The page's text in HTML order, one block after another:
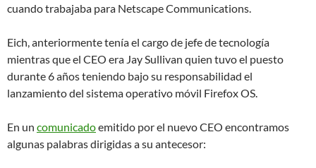
cuando trabajaba para Netscape Communications.
Eich, anteriormente tenía el cargo de jefe de tecnología
mientras que el CEO era Jay Sullivan quien tuvo el puesto
durante 6 años teniendo bajo su responsabilidad el
lanzamiento del sistema operativo móvil Firefox OS.
En un comunicadoemitido por el nuevo CEO encontramos
algunas palabras dirigidas a su antecesor: